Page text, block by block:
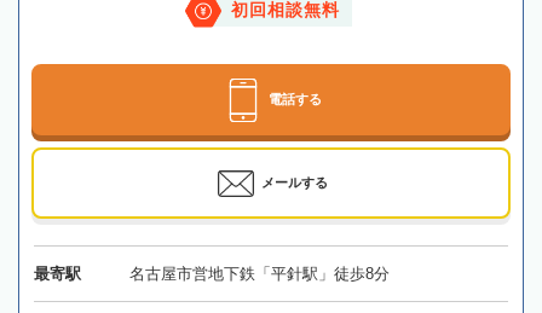
初回相談無料
電話する
メールする
最寄駅 名古屋市営地下鉄「平針駅」徒歩8分